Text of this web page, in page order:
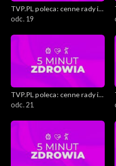
TVP.PL poleca: cenne rady i
ciekawostki
odc. 19
TVP.PL poleca: cenne rady i
ciekawostki
odc. 21